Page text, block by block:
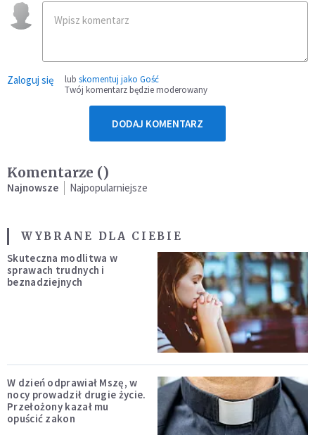
Zaloguj się lub skomentuj jako Gość
Twój komentarz będzie moderowany
DODAJ KOMENTARZ
Komentarze ()
Najnowsze Najpopularniejsze
WYBRANE DLA CIEBIE
Skuteczna modlitwa w
sprawach trudnych i
beznadziejnych
W dzień odprawiał Mszę, w
nocy prowadził drugie życie.
Przełożony kazał mu
opuścić zakon